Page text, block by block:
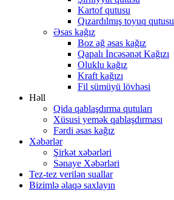
Kartof qutusu
Qızardılmış toyuq qutusu
Əsas kağız
Boz ağ əsas kağız
Qapalı İncəsənət Kağızı
Oluklu kağız
Kraft kağızı
Fil sümüyü lövhəsi
Həll
Qida qablaşdırma qutuları
Xüsusi yemək qablaşdırması
Fərdi əsas kağız
Xəbərlər
Şirkət xəbərləri
Sənaye Xəbərləri
Tez-tez verilən suallar
Bizimlə əlaqə saxlayın